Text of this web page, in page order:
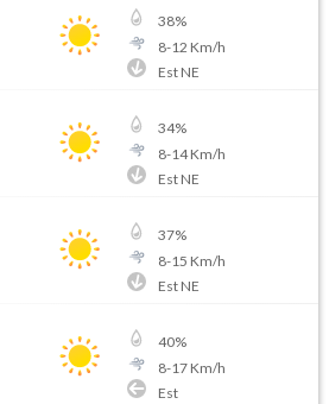
38%
8-12 Km/h
Est NE
34%
8-14Km/h
Est NE
37%
8-15 Km/h
Est NE
40%
8-17Km/h
Est